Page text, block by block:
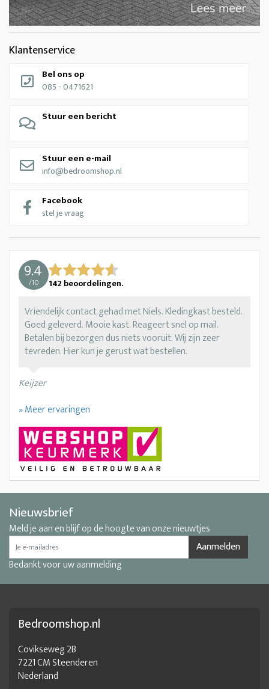
Klantenservice
Bel ons op
085 - 0471621
Stuur een bericht
Stuur een e-mail
info@bedroomshop.nl
Facebook
stel je vraag
9.4
/10 142 beoordelingen.
Vriendelijk contact gehad met Niels. Kledingkast besteld.
Goed geleverd. Mooie kast. Reageert snel op mail.
Betalen bij bezorgen dus niets vooruit. Wij zijn zeer
tevreden. Hier kun je gerust wat bestellen.
Keijzer
» Meer ervaringen
Nieuwsbrief
Meld je aan en blijf op de hoogte van onze nieuwtjes
Aanmelden
Bedankt voor uw aanmelding
Bedroomshop.nl
Covikseweg 2B
7221 CM Steenderen
Nederland